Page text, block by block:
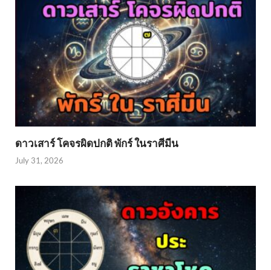
ดาวเสาร์ โคจรผิดปกติ พักร์ ในราศีมีน
July 31, 2026